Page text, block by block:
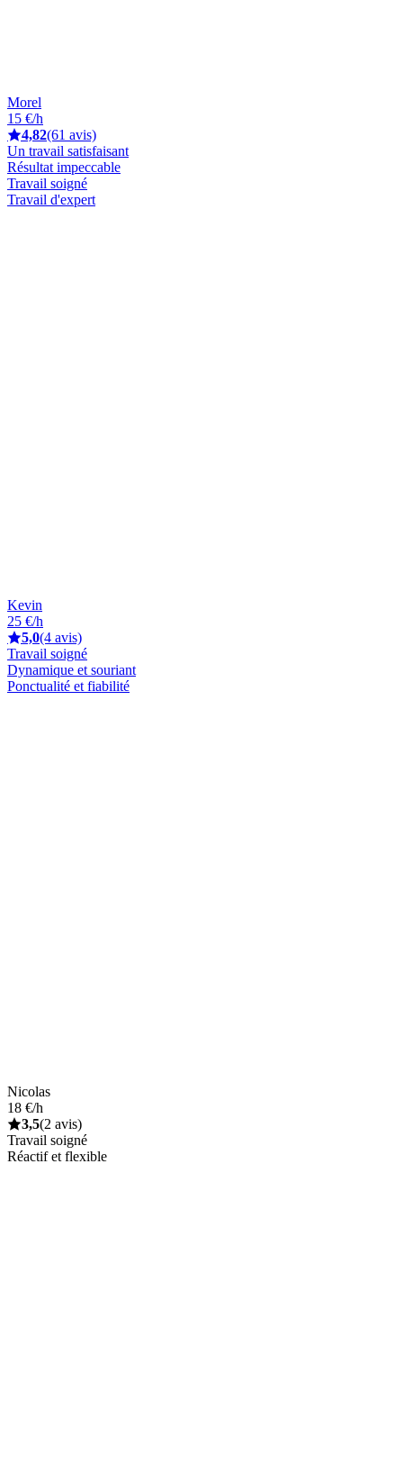
Morel
15 €/h
4,82(61 avis)
Un travail satisfaisant
Résultat impeccable
Travail soigné
Travail d'expert
Kevin
25 €/h
5,0(4 avis)
Travail soigné
Dynamique et souriant
Ponctualité et fiabilité
Nicolas
18 €/h
3,5(2 avis)
Travail soigné
Réactif et flexible